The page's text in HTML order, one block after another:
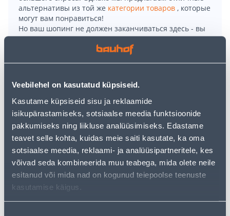
Veebilehel on kasutatud küpsiseid.
Kasutame küpsiseid sisu ja reklaamide
isikupärastamiseks, sotsiaalse meedia funktsioonide
pakkumiseks ning liikluse analüüsimiseks. Edastame
teavet selle kohta, kuidas meie saiti kasutate, ka oma
sotsiaalse meedia, reklaami- ja analüüsipartneritele, kes
võivad seda kombineerida muu teabega, mida olete neile
esitanud või mida nad on kogunud teiepoolse teenuste
kasutamise käigus.
альтернативы из той же категории товаров , которые
могут вам понравиться!
Но ваш шопинг не должен заканчиваться здесь - вы
можете продолжить свои исследования, вернувшись
или используя нашу мощную
• Puuküttega saunakeris 16 - 20 m³ ruumalaga
leiliruumi kütmiseks.
• Nelinurkse ehituse ja kroomitud võrguga keris. Sobiv
kivide kogus 220 - 240 kg.
• Tagant veesärgiga mudel, ühendus 3/4".
Доставка невозможна